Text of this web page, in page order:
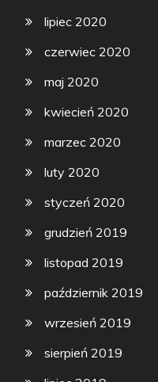
lipiec 2020
czerwiec 2020
maj 2020
kwiecień 2020
marzec 2020
luty 2020
styczeń 2020
grudzień 2019
listopad 2019
październik 2019
wrzesień 2019
sierpień 2019